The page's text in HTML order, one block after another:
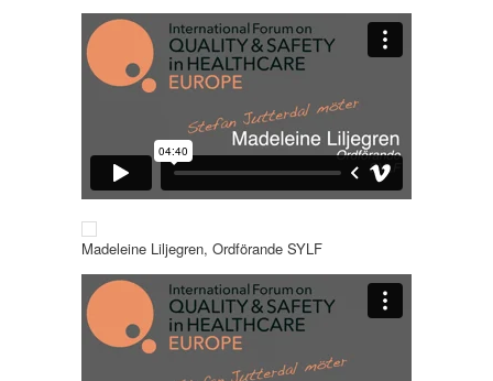
Madeleine Liljegren, Ordförande SYLF